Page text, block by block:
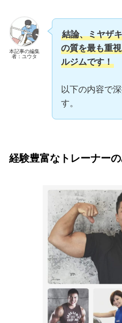
本記事の編集
者：ユウタ
結論、ミヤザ
の質を最も重
ルジムです！
以下の内容で
す。
経験豊富なトレーナー